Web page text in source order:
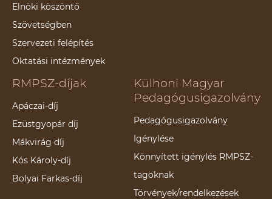
Elnöki köszöntő
Szövetségben
Szervezeti felépítés
Oktatási intézmények
RMPSZ-díjak
Apáczai-díj
Ezüstgyopár díj
Mákvirág díj
Kós Károly-díj
Bolyai Farkas-díj
Külhoni Magyar
Pedagógusigazolvány
Pedagógusigazolvány
Igénylése
Könnyített igénylés RMPSZ-
tagoknak
Törvények/rendelkezések